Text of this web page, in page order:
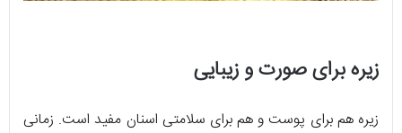
زیره برای صورت و زیبایی
زیره هم برای پوست و هم برای سلامتی اسنان مفید است. زمانی